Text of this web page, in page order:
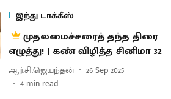
இந்து டாக்கீஸ்
முதலமைச்சரைத் தந்த திரை
எழுத்து! | கண் விழித்த சினிமா 32
ஆர்.சி.ஜெயந்தன்
26 Sep 2025
4 min read